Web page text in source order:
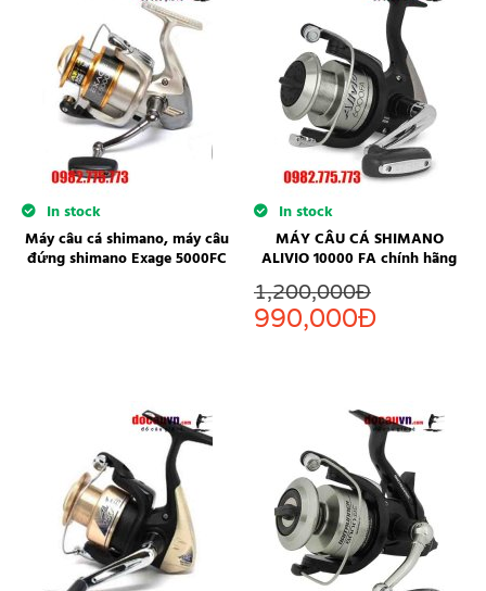
In stock
Máy câu cá shimano, máy câu
đứng shimano Exage 5000FC
In stock
MÁY CÂU CÁ SHIMANO
ALIVIO 10000 FA chính hãng
1,200,000Đ
990,000Đ